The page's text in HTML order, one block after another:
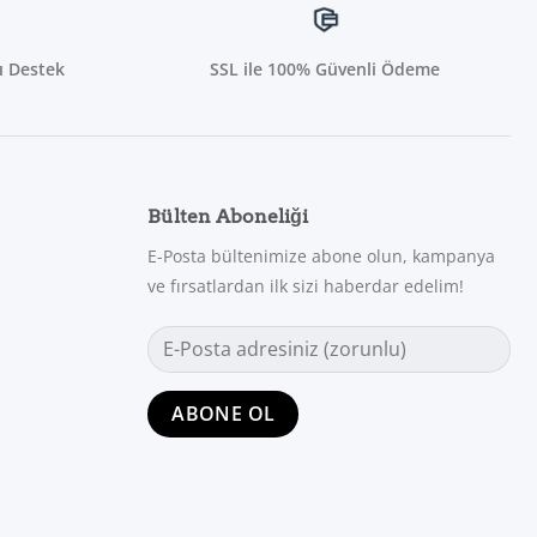
Destek SSL ile 100% Güvenli Ödeme
Bülten Aboneliği
E-Posta bültenimize abone olun, kampanya
ve fırsatlardan ilk sizi haberdar edelim!